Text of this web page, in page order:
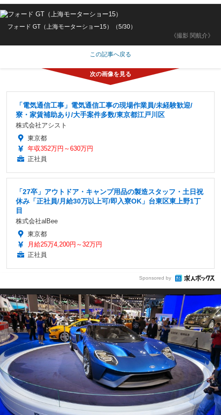
《撮影 関航介》
フォード GT（上海モーターショー15）（5/30）
この記事へ戻る
「電気通信工事」電気通信工事の現場作業員/未経験歓迎/
寮・家賃補助あり/大手案件多数/東京都江戸川区
株式会社アシスト
東京都
年収352万円～630万円
正社員
「27卒」アウトドア・キャンプ用品の製造スタッフ・土日祝
休み「正社員/月給30万以上可/即入寮OK」台東区東上野1丁
目
株式会社alBee
東京都
月給25万4,200円～32万円
正社員
Sponsored by